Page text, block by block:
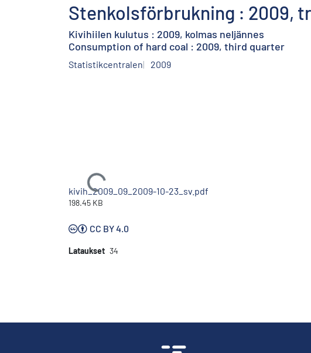
Stenkolsförbrukning : 2009,
Kivihiilen kulutus : 2009, kolmas neljännes
Consumption of hard coal : 2009, third quarter
Statistikcentralen 2009
Ladataan...
kivih_2009_09_2009-10-23_sv.pdf
198.45 KB
CC BY 4.0
Lataukset 34